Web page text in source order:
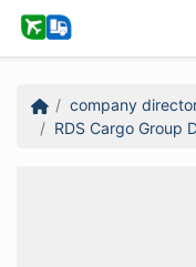
company
RDS Cargo Group